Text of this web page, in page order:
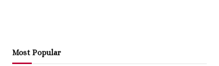
Most Popular